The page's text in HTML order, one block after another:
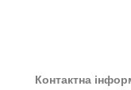
Контактна